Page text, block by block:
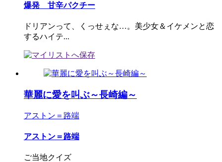
爆発 甘辛パクチー
ドリアンって、くっせぇな…。美少女＆イケメンと恋
するハイテ...
華麗に愛を叫ぶ～長崎編～
アストン＝路端
アストン＝路端
ご当地クイズ